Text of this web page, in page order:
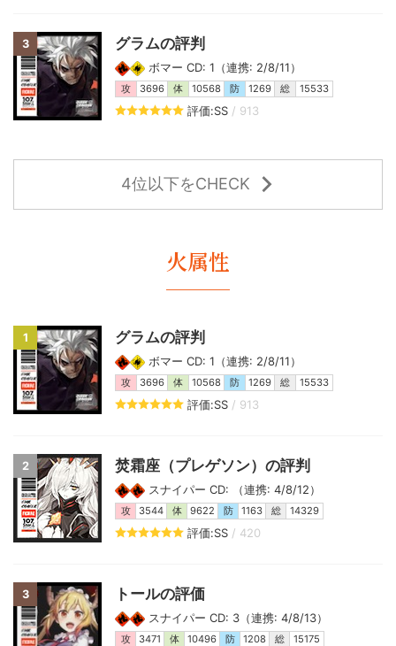
3 グラムの評判
ボマー CD: 1（連携: 2/8/11）
攻 3696 体 10568 防 1269 総 15533
評価:SS / 913
4位以下をCHECK
火属性
1 グラムの評判
ボマー CD: 1（連携: 2/8/11）
攻 3696 体 10568 防 1269 総 15533
評価:SS / 913
2 焚霜座（プレゲソン）の評判
スナイパー CD: （連携: 4/8/12）
攻 3544 体 9622 防 1163 総 14329
評価:SS / 420
3 トールの評価
スナイパー CD: 3（連携: 4/8/13）
攻 3471 体 10496 防 1208 総 15175